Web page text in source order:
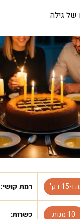
של גילה
דק' רמת קושי:
10 מנות כשרות: